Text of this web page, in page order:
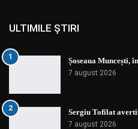
ULTIMILE ȘTIRI
1 Șoseaua Muncești,
7 august 2026
2 Sergiu Tofilat
7 august 2026